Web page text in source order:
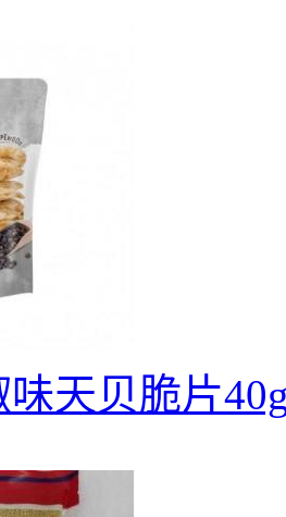
味天贝脆片